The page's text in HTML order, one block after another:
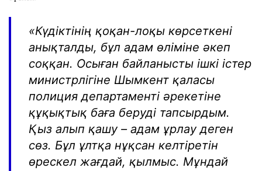
«Күдіктінің қоқан-лоқы көрсеткені
анықталды, бұл адам өліміне әкеп
соққан. Осыған байланысты ішкі істер
министрлігіне Шымкент қаласы
полиция департаменті әрекетіне
құқықтық баға беруді тапсырдым.
Қыз алып қашу – адам ұрлау деген
сөз. Бұл ұлтқа нұқсан келтіретін
өрескел жағдай, қылмыс. Мұндай